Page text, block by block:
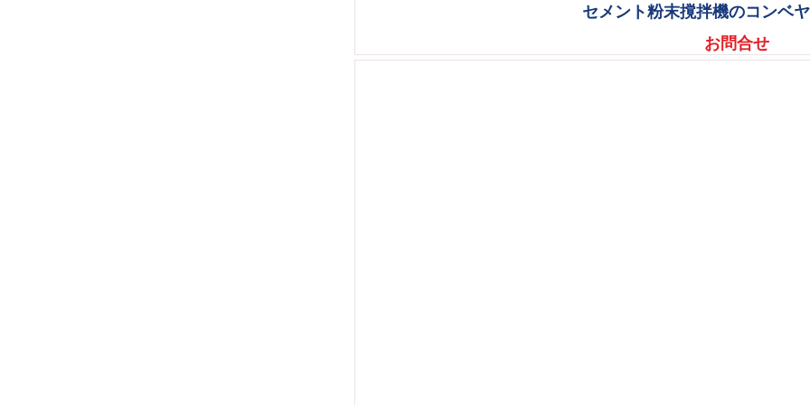
セメント粉末撹拌機のコンベ
お問合せ